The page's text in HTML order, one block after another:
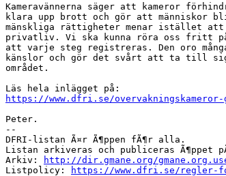
Kameravännerna säger att kameror
klara upp brott och gör att människor
mänskliga rättigheter menar
privatliv. Vi ska kunna röra oss fritt
att varje steg registreras. Den oro
känslor och gör det svårt att ta till sig
området.
https://www.dfri.se/
Peter.
--
DFRI-listan Ã¤r Ã¶ppen fÃ¶r alla.
Listan arkiveras och publiceras Ã¶ppet
Arkiv:
http://dir.gmane.org/
Listpolicy:
https://www.dfri.se/regler-